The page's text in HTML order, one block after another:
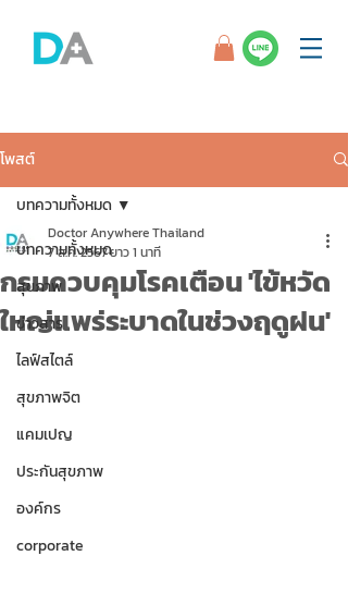
โพสต์
บทความทั้งหมด
สุขภาพ
ข่าวสาร
ไลฟ์สไตล์
สุขภาพจิต
แคมเปญ
ประกันสุขภาพ
องค์กร
corporate
บทความทั้งหมด
กรมควบคุมโรคเตือน 'ไข้หวัด
ใหญ่แพร่ระบาดในช่วงฤดูฝน'
Doctor Anywhere Thailand
7 ส.ค. 2567ยาว 1 นาที